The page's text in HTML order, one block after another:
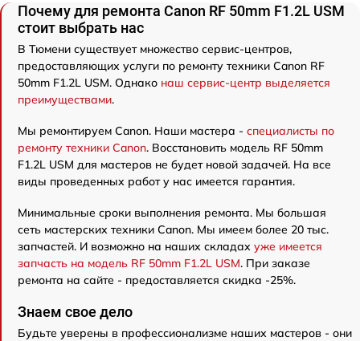
Почему для ремонта Canon RF 50mm F1.2L USM
стоит выбрать нас
В Тюмени существует множество сервис-центров,
предоставляющих услуги по ремонту техники Canon RF
50mm F1.2L USM. Однако наш сервис-центр выделяется
преимуществами.
Мы ремонтируем Canon. Наши мастера - специалисты по
ремонту техники Canon. Восстановить модель RF 50mm
F1.2L USM для мастеров не будет новой задачей. На все
виды проведенных работ у нас имеется гарантия.
Минимальные сроки выполнения ремонта. Мы большая
сеть мастерских техники Canon. Мы имеем более 20 тыс.
запчастей. И возможно на наших складах уже имеется
запчасть на модель RF 50mm F1.2L USM. При заказе
ремонта на сайте - предоставляется скидка -25%.
Знаем свое дело
Будьте уверены в профессионализме наших мастеров - они